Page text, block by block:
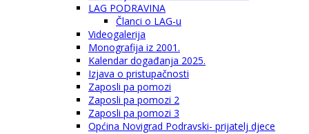
LAG PODRAVINA
Članci o LAG-u
Videogalerija
Monografija iz 2001.
Kalendar događanja 2025.
Izjava o pristupačnosti
Zaposli pa pomozi
Zaposli pa pomozi 2
Zaposli pa pomozi 3
Općina Novigrad Podravski- prijatelj djece